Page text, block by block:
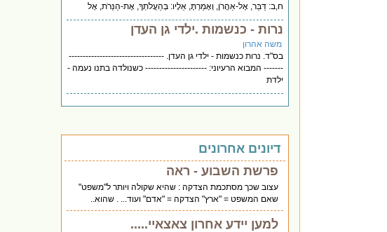
ח,ב: דַּבֵּר, אֶל-אַהֲרֹן, וְאָמַרְתָּ, אֵלָיו: בְּהַעֲלֹתְךָ, אֶת-הַנֵּרֹת, אֶל
נרות - כנשמות .ילדי גן העדן
משה אהרון
בס"ד. נרות כנשמות - ילדי גן העדן. ----------------------------------
------- המבוא הרעיוני: ---------------------- כשנולדה בתנו נעמה -
ילדת
דיונים אחרונים
פרשת השבוע - ראה
עצוב שכך מסתכמת הצדקה : שהיא שקולה ויותר ל"משפט"
שאם המשפט = "ארץ" הצדקה = "אדם" ועוד... . שהוא..
למען יידע אחרון צאצאיי.....